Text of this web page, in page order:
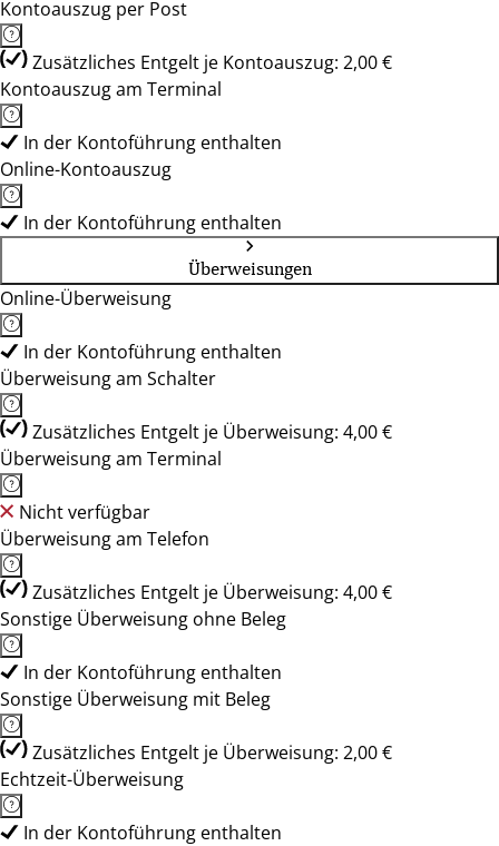
Kontoauszug per Post
Zusätzliches Entgelt je Kontoauszug: 2,00 €
Kontoauszug am Terminal
In der Kontoführung enthalten
Online-Kontoauszug
In der Kontoführung enthalten
Überweisungen
Online-Überweisung
In der Kontoführung enthalten
Überweisung am Schalter
Zusätzliches Entgelt je Überweisung: 4,00 €
Überweisung am Terminal
Nicht verfügbar
Überweisung am Telefon
Zusätzliches Entgelt je Überweisung: 4,00 €
Sonstige Überweisung ohne Beleg
In der Kontoführung enthalten
Sonstige Überweisung mit Beleg
Zusätzliches Entgelt je Überweisung: 2,00 €
Echtzeit-Überweisung
In der Kontoführung enthalten